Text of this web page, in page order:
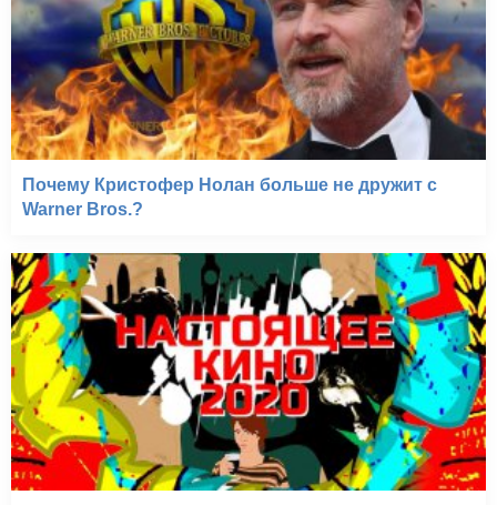
Почему Кристофер Нолан больше не дружит с
Warner Bros.?